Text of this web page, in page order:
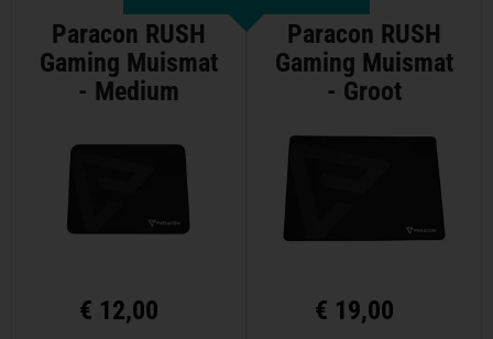
Paracon RUSH
Gaming Muismat
- Medium
€ 12,00
Paracon RUSH
Gaming Muismat
- Groot
€ 19,00